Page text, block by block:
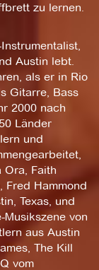
zu lernen.
Austin lebt.
als er in Rio
Gitarre, Bass
2000 nach
Länder
und
Ora, Faith
Fred Hammond
Texas, und
von
aus Austin
The Kill
vom